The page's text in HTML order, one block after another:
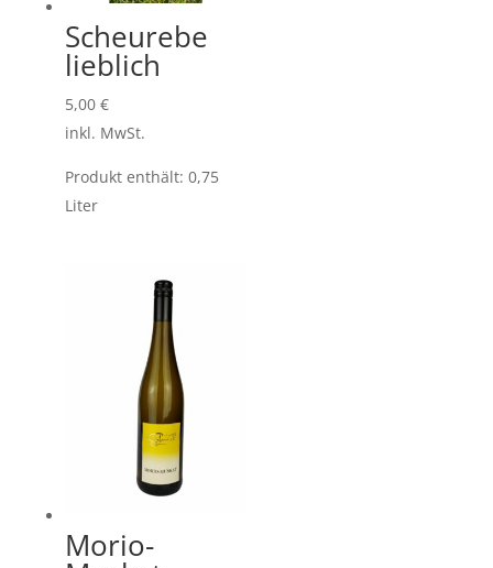
Scheurebe
lieblich
5,00 €
inkl. MwSt.
Produkt enthält: 0,75
Liter
Morio-